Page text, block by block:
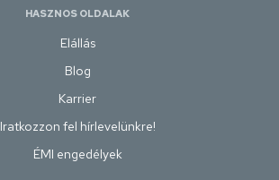
HASZNOS OLDALAK
Elállás
Blog
Karrier
Iratkozzon fel hírlevelünkre!
ÉMI engedélyek